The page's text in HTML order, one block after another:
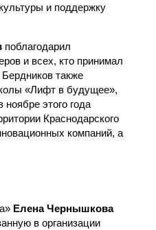
и поддержку
поблагодарил
и всех, кто принимал
Бердников также
«Лифт в будущее»,
этого года
Краснодарского
компаний, а
Елена Чернышкова
в организации